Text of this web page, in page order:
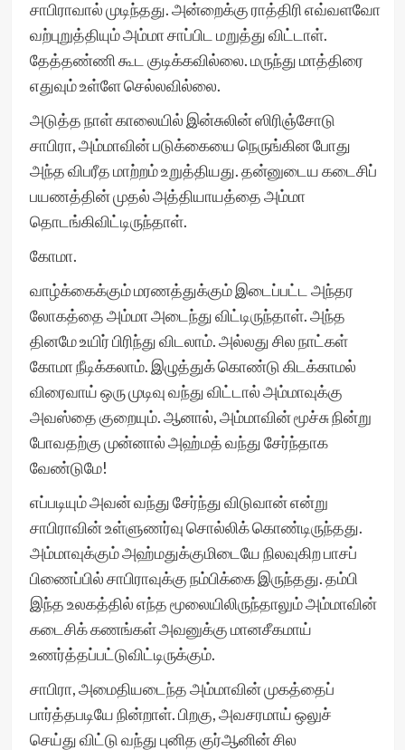
சாபிராவால் முடிந்தது. அன்றைக்கு ராத்திரி எவ்வளவோ
வற்புறுத்தியும் அம்மா சாப்பிட மறுத்து விட்டாள்.
தேத்தண்ணி கூட குடிக்கவில்லை. மருந்து மாத்திரை
எதுவும் உள்ளே செல்லவில்லை.
அடுத்த நாள் காலையில் இன்சுலின் ஸிரிஞ்சோடு
சாபிரா, அம்மாவின் படுக்கையை நெருங்கின போது
அந்த விபரீத மாற்றம் உறுத்தியது. தன்னுடைய கடைசிப்
பயணத்தின் முதல் அத்தியாயத்தை அம்மா
தொடங்கிவிட்டிருந்தாள்.
கோமா.
வாழ்க்கைக்கும் மரணத்துக்கும் இடைப்பட்ட அந்தர
லோகத்தை அம்மா அடைந்து விட்டிருந்தாள். அந்த
தினமே உயிர் பிரிந்து விடலாம். அல்லது சில நாட்கள்
கோமா நீடிக்கலாம். இழுத்துக் கொண்டு கிடக்காமல்
விரைவாய் ஒரு முடிவு வந்து விட்டால் அம்மாவுக்கு
அவஸ்தை குறையும். ஆனால், அம்மாவின் மூச்சு நின்று
போவதற்கு முன்னால் அஹ்மத் வந்து சேர்ந்தாக
வேண்டுமே!
எப்படியும் அவன் வந்து சேர்ந்து விடுவான் என்று
சாபிராவின் உள்ளுணர்வு சொல்லிக் கொண்டிருந்தது.
அம்மாவுக்கும் அஹ்மதுக்குமிடையே நிலவுகிற பாசப்
பிணைப்பில் சாபிராவுக்கு நம்பிக்கை இருந்தது. தம்பி
இந்த உலகத்தில் எந்த மூலையிலிருந்தாலும் அம்மாவின்
கடைசிக் கணங்கள் அவனுக்கு மானசீகமாய்
உணர்த்தப்பட்டுவிட்டிருக்கும்.
சாபிரா, அமைதியடைந்த அம்மாவின் முகத்தைப்
பார்த்தபடியே நின்றாள். பிறகு, அவசரமாய் ஒலுச்
செய்து விட்டு வந்து புனித குர்ஆனின் சில